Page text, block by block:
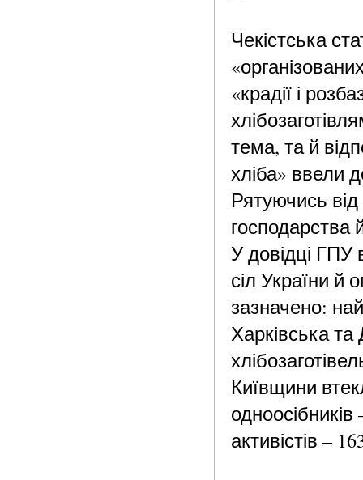
Чекістська
«крадії і
тема, та й
хліба» ввели
Рятуючись
господарства
У довідці ГПУ
сіл України й
зазначено:
Харківська та
Київщини
одноосібників
активістів –